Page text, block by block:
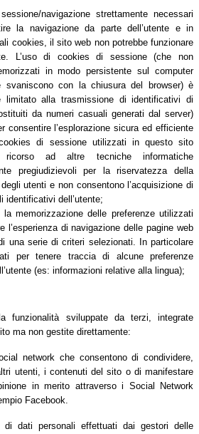
navigazione strettamente necessari
la navigazione da parte dell’utente e in
cookies, il sito web non potrebbe funzionare
L’uso di cookies di sessione (che non
in modo persistente sul computer
svaniscono con la chiusura del browser) è
limitato alla trasmissione di identificativi di
da numeri casuali generati dal server)
consentire l’esplorazione sicura ed efficiente
di sessione utilizzati in questo sito
ad altre tecniche informatiche
pregiudizievoli per la riservatezza della
utenti e non consentono l’acquisizione di
identificativi dell’utente;
la memorizzazione delle preferenze utilizzati
l’esperienza di navigazione delle pagine web
una serie di criteri selezionati. In particolare
per tenere traccia di alcune preferenze
(es: informazioni relative alla lingua);
funzionalità sviluppate da terzi, integrate
ma non gestite direttamente:
network che consentono di condividere,
utenti, i contenuti del sito o di manifestare
in merito attraverso i Social Network
Facebook.
di dati personali effettuati dai gestori delle